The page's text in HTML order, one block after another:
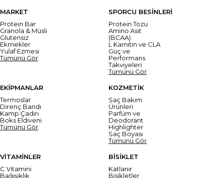
MARKET
Protein Bar
Granola & Müsli
Glutensiz
Ekmekler
Yulaf Ezmesi
Tümünü Gör
SPORCU BESİNLERİ
Protein Tozu
Amino Asit
(BCAA)
L Karnitin ve CLA
Güç ve
Performans
Takviyeleri
Tümünü Gör
EKİPMANLAR
Termoslar
Direnç Bandı
Kamp Çadırı
Boks Eldiveni
Tümünü Gör
KOZMETİK
Saç Bakım
Ürünleri
Parfüm ve
Deodorant
Highlighter
Saç Boyası
Tümünü Gör
VİTAMİNLER
C Vitamini
Bağışıklık
BİSİKLET
Katlanır
Bisikletler